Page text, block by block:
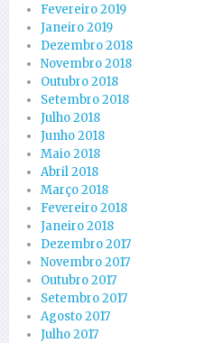
Fevereiro 2019
Janeiro 2019
Dezembro 2018
Novembro 2018
Outubro 2018
Setembro 2018
Julho 2018
Junho 2018
Maio 2018
Abril 2018
Março 2018
Fevereiro 2018
Janeiro 2018
Dezembro 2017
Novembro 2017
Outubro 2017
Setembro 2017
Agosto 2017
Julho 2017